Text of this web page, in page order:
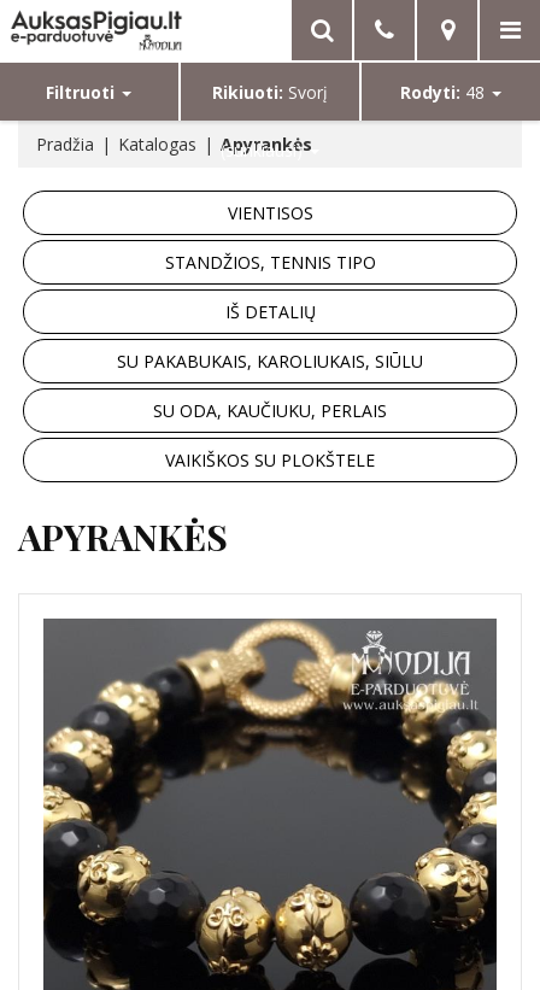
Filtruoti Rikiuoti: Svorį
(sunkiausi)
Rodyti: 48
Pradžia Katalogas Apyrankės
VIENTISOS
STANDŽIOS, TENNIS TIPO
IŠ DETALIŲ
SU PAKABUKAIS, KAROLIUKAIS, SIŪLU
SU ODA, KAUČIUKU, PERLAIS
VAIKIŠKOS SU PLOKŠTELE
APYRANKĖS